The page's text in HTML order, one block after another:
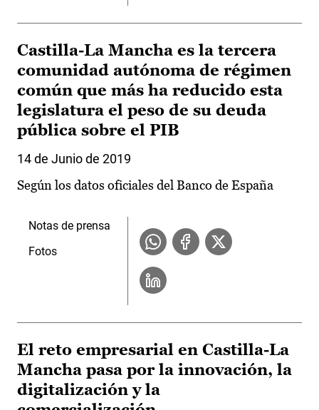
Castilla-La Mancha es la tercera
comunidad autónoma de régimen
común que más ha reducido esta
legislatura el peso de su deuda
pública sobre el PIB
14 de Junio de 2019
Según los datos oficiales del Banco de España
Notas de prensa
Fotos
El reto empresarial en Castilla-La
Mancha pasa por la innovación, la
digitalización y la